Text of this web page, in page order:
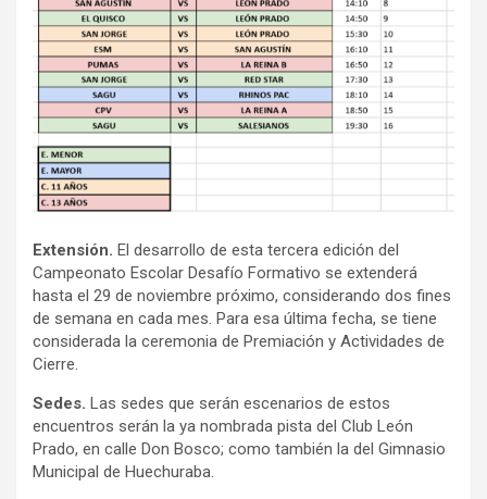
Extensión. El desarrollo de esta tercera edición del
Campeonato Escolar Desafío Formativo se extenderá
hasta el 29 de noviembre próximo, considerando dos fines
de semana en cada mes. Para esa última fecha, se tiene
considerada la ceremonia de Premiación y Actividades de
Cierre.
Sedes. Las sedes que serán escenarios de estos
encuentros serán la ya nombrada pista del Club León
Prado, en calle Don Bosco; como también la del Gimnasio
Municipal de Huechuraba.